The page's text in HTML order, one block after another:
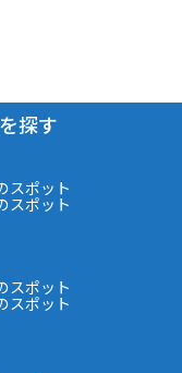
探す
スポット
スポット
スポット
スポット